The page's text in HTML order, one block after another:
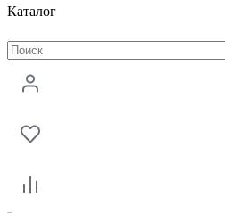
Каталог